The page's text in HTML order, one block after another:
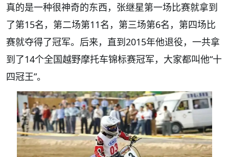
真的是一种很神奇的东西，张继星第一场比赛就拿到
了第15名，第二场第11名，第三场第6名，第四场比
赛就夺得了冠军。后来，直到2015年他退役，一共拿
到了14个全国越野摩托车锦标赛冠军，大家都叫他“十
四冠王”。